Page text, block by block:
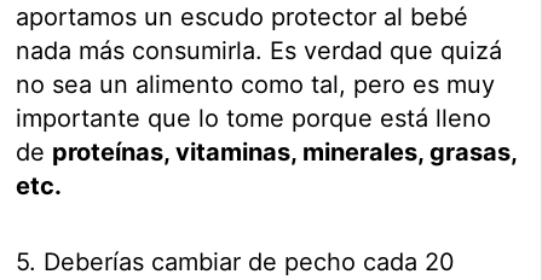
aportamos un escudo protector al bebé
nada más consumirla. Es verdad que quizá
no sea un alimento como tal, pero es muy
importante que lo tome porque está lleno
de proteínas, vitaminas, minerales, grasas,
etc.
5. Deberías cambiar de pecho cada 20